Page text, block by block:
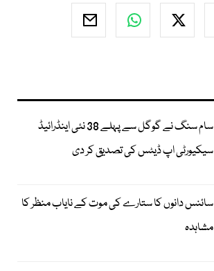
سام سنگ نے گوگل سے پہلے 38 نئی اینڈرائیڈ
سیکیورٹی اپ ڈیٹس کی تصدیق کر دی
سائنس دانوں کا ستارے کی موت کے نایاب منظر کا
مشاہدہ